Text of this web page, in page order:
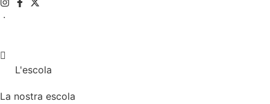
.
L'escola
La nostra escola